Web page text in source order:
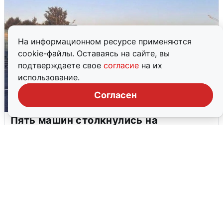
На информационном ресурсе применяются
cookie-файлы. Оставаясь на сайте, вы
подтверждаете свое согласие на их
использование.
Согласен
Пять машин столкнулись на